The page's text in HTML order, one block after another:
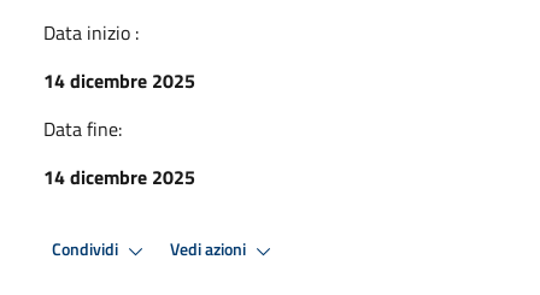
Data inizio :
14 dicembre 2025
Data fine:
14 dicembre 2025
Condividi Vedi azioni